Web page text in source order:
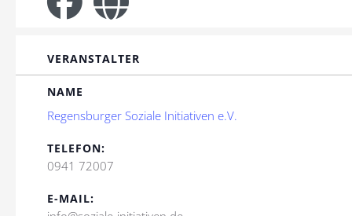
VERANSTALTER
NAME
Regensburger Soziale Initiativen e.V.
TELEFON:
0941 72007
E-MAIL: